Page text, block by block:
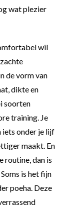
wat plezier
wil
de vorm van
dikte en
soorten
training. Je
iets onder je lijf
maakt. En
routine, dan is
is het fijn
poeha. Deze